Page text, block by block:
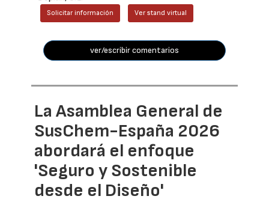
Solicitar información Ver stand virtual
ver/escribir comentarios
La Asamblea General de
SusChem-España 2026
abordará el enfoque
'Seguro y Sostenible
desde el Diseño'